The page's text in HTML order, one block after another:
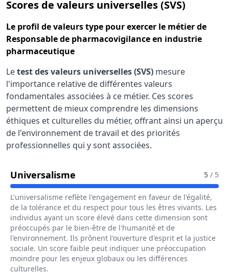
Scores de valeurs universelles (SVS)
Le profil de valeurs type pour exercer le métier de
Responsable de pharmacovigilance en industrie
pharmaceutique
Letest des valeurs universelles (SVS) mesure
l'importance relative de différentes valeurs
fondamentales associées à ce métier. Ces scores
permettent de mieux comprendre les dimensions
éthiques et culturelles du métier, offrant ainsi un aperçu
de l'environnement de travail et des priorités
professionnelles qui y sont associées.
Universalisme Pour Le Métier De 5 / 5
L'universalisme reflète l'engagement en faveur de l'égalité,
de la tolérance et du respect pour tous les êtres vivants. Les
individus ayant un score élevé dans cette dimension sont
préoccupés par le bien-être de l'humanité et de
l'environnement. Ils prônent l'ouverture d'esprit et la justice
sociale. Un score faible peut indiquer une préoccupation
moindre pour les enjeux globaux ou les différences
culturelles.